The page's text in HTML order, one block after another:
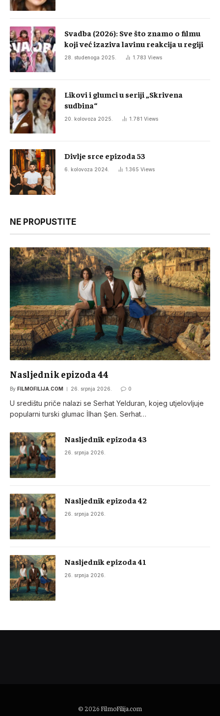
Svadba (2026): Sve što znamo o filmu
koji već izaziva lavinu reakcija u regiji
28. studenoga 2025. 1.783 Views
Likovi i glumci u seriji „Skrivena
sudbina“
20. kolovoza 2025. 1.781 Views
Divlje srce epizoda 53
6. kolovoza 2024. 1.365 Views
NE PROPUSTITE
Nasljednik epizoda 44
By FILMOFILIJA.COM 26. srpnja 2026. 0
U središtu priče nalazi se Serhat Yelduran, kojeg utjelovljuje
popularni turski glumac İlhan Şen. Serhat…
Nasljednik epizoda 43
26. srpnja 2026.
Nasljednik epizoda 42
26. srpnja 2026.
Nasljednik epizoda 41
26. srpnja 2026.
© 2026FilmoFilija.com